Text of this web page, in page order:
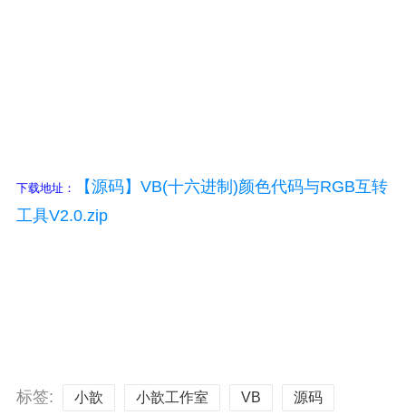
下载地址：
【源码】VB(十六进制)颜色代码与RGB互转
工具V2.0.zip
标签: 小歆 小歆工作室 VB 源码